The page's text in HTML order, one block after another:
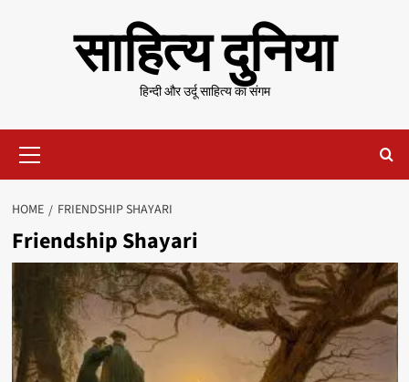
साहित्य दुनिया
हिन्दी और उर्दू साहित्य का संगम
Menu
HOME FRIENDSHIP SHAYARI
Friendship Shayari